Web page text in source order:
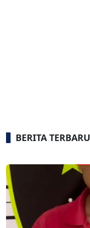
BERITA TERBARU